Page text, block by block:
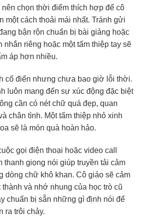
chọn thời điểm thích hợp để cô
một cách thoải mái nhất. Tránh gửi
bận rộn chuẩn bị bài giảng hoặc
nhắn riêng hoặc một tấm thiệp tay sẽ
áp hơn nhiều.
cổ điển nhưng chưa bao giờ lỗi thời.
luôn mang đến sự xúc động đặc biệt
cần có nét chữ quá đẹp, quan
chân tình. Một tấm thiệp nhỏ xinh
sẽ là món quà hoàn hảo.
gọi điện thoại hoặc video call
thanh giọng nói giúp truyền tải cảm
dòng chữ khô khan. Cô giáo sẽ cảm
và nhớ nhung của học trò cũ
chuẩn bị sẵn những gì định nói để
ra trôi chảy.